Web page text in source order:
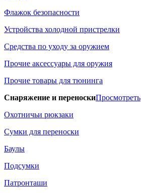
Флажок безопасности
Устройства холодной пристрелки
Средства по уходу за оружием
Прочие аксессуары для оружия
Прочие товары для тюнинга
Снаряжение и переноскиПросмотреть
Охотничьи рюкзаки
Сумки для переноски
Баулы
Подсумки
Патронташи